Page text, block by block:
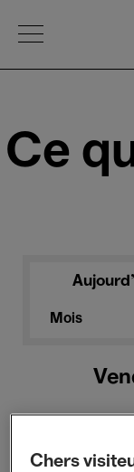
Open Menu
Ce
Mois
Chers